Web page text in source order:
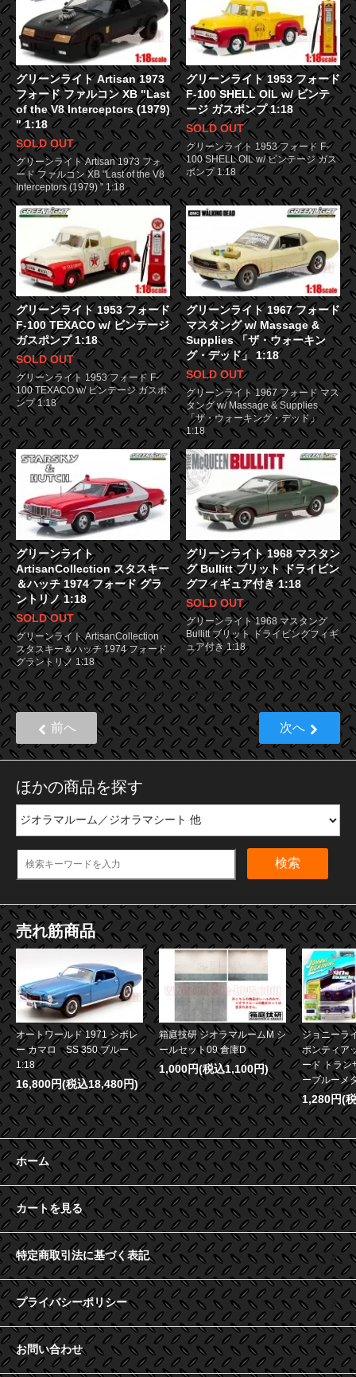
グリーンライト Artisan 1973
フォード ファルコン XB "Last
of the V8 Interceptors (1979)
" 1:18
SOLD OUT
グリーンライト Artisan 1973 フォ
ード ファルコン XB "Last of the V8
Interceptors (1979) " 1:18
グリーンライト 1953 フォード
F-100 SHELL OIL w/ ビンテ
ージ ガスポンプ 1:18
SOLD OUT
グリーンライト 1953 フォード F-
100 SHELL OIL w/ ビンテージ ガス
ポンプ 1:18
グリーンライト 1953 フォード
F-100 TEXACO w/ ビンテージ
ガスポンプ 1:18
SOLD OUT
グリーンライト 1953 フォード F-
100 TEXACO w/ ビンテージ ガスポ
ンプ 1:18
グリーンライト 1967 フォード
マスタング w/ Massage &
Supplies 「ザ・ウォーキン
グ・デッド」 1:18
SOLD OUT
グリーンライト 1967 フォード マス
タング w/ Massage & Supplies
「ザ・ウォーキング・デッド」
1:18
グリーンライト
ArtisanCollection スタスキー
＆ハッチ 1974 フォード グラ
ントリノ 1:18
SOLD OUT
グリーンライト ArtisanCollection
スタスキー＆ハッチ 1974 フォード
グラントリノ 1:18
グリーンライト 1968 マスタン
グ Bullitt ブリット ドライビン
グフィギュア付き 1:18
SOLD OUT
グリーンライト 1968 マスタング
Bullitt ブリット ドライビングフィギ
ュア付き 1:18
33商品中1-12商品
前へ 次へ
ほかの商品を探す
検索
売れ筋商品
オートワールド 1971 シボレ
ー カマロ SS 350 ブルー
1:18
16,800円(税込18,480円)
箱庭技研 ジオラマルームM シ
ールセット09 倉庫D
1,000円(税込1,100円)
ジョニーラ
ポンティア
ード トラン
ーブルーメ
1,280円(
ホーム
カートを見る
特定商取引法に基づく表記
プライバシーポリシー
お問い合わせ